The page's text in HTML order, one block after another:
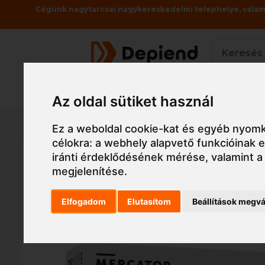
Az oldal sütiket használ
Ez a weboldal cookie-kat és egyéb
célokra:a webhely alapvető funkcióinak
iránti érdeklődésének mérése, valamint
megjelenítése.
Elfogadom Elutasítom Beállítások
Cégünk nagytarcsai nagykereskedelmi telephelye,
Termékek